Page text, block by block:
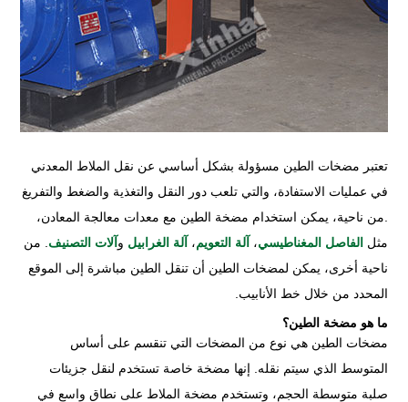
تعتبر مضخات الطين مسؤولة بشكل أساسي عن نقل الملاط المعدني
في عمليات الاستفادة، والتي تلعب دور النقل والتغذية والضغط والتفريغ
.من ناحية، يمكن استخدام مضخة الطين مع معدات معالجة المعادن،
مثل الفاصل المغناطيسي، آلة التعويم، آلة الغرابيل و آلات التصنيف . من
ناحية أخرى، يمكن لمضخات الطين أن تنقل الطين مباشرة إلى الموقع
المحدد من خلال خط الأنابيب.
ما هو مضخة الطين؟
مضخات الطين هي نوع من المضخات التي تنقسم على أساس
المتوسط الذي سيتم نقله. إنها مضخة خاصة تستخدم لنقل جزيئات
صلبة متوسطة الحجم، وتستخدم مضخة الملاط على نطاق واسع في